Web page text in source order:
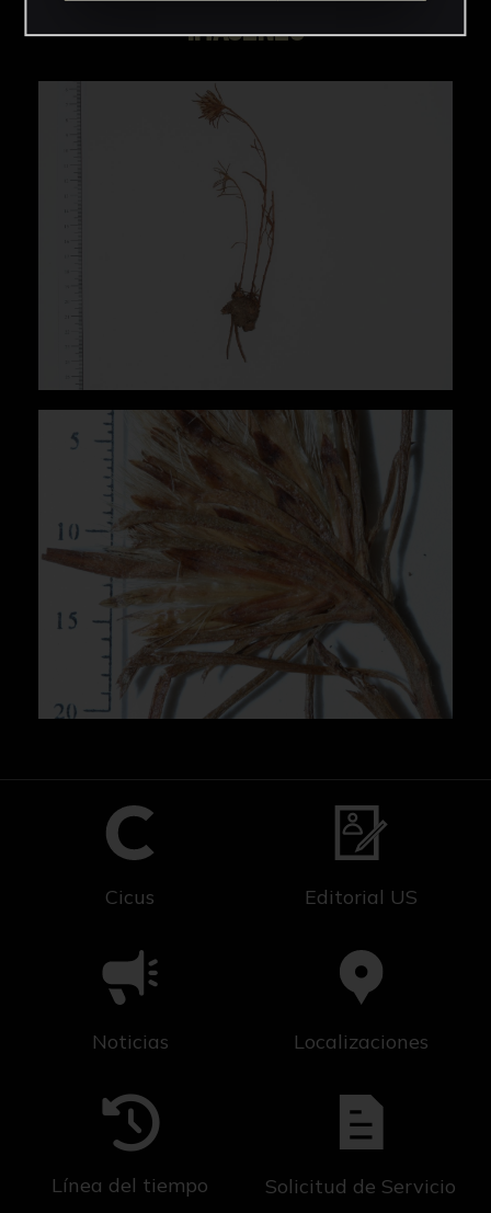
IMÁGENES
Cicus Editorial US
Noticias Localizaciones
Línea del tiempo Solicitud de Servicio